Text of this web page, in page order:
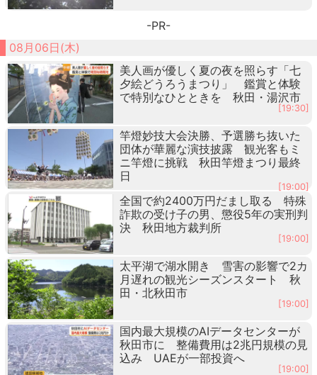
-PR-
08月06日(木)
美人画が優しく夏の夜を照らす「七
夕絵どうろうまつり」 鑑賞と体験
で特別なひとときを 秋田・湯沢市
[19:30]
竿燈妙技大会決勝、予選勝ち抜いた
団体が華麗な演技披露 観光客もミ
ニ竿燈に挑戦 秋田竿燈まつり最終
日
[19:00]
全国で約2400万円だまし取る 特殊
詐欺の受け子の男、懲役5年の実刑判
決 秋田地方裁判所
[19:00]
太平湖で湖水開き 雪害の影響で2カ
月遅れの観光シーズンスタート 秋
田・北秋田市
[19:00]
国内最大規模のAIデータセンターが
秋田市に 整備費用は2兆円規模の見
込み UAEが一部投資へ
[19:00]